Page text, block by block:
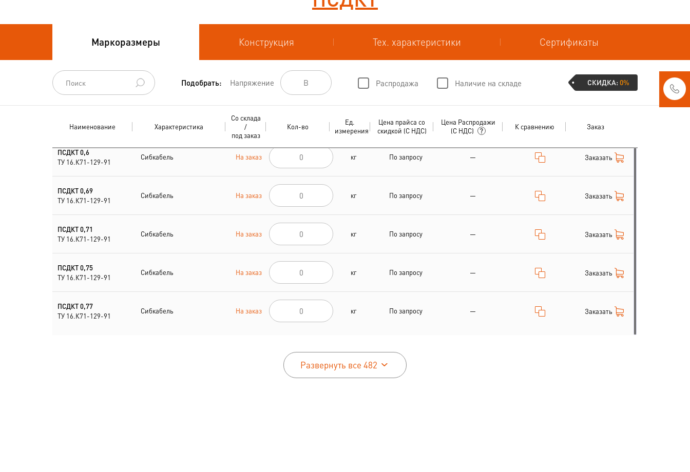
Провода силовые для
Провода
спец.назначения
Провода
Шнуры шахтные
Маркоразмеры Конструкция Тех. характеристики Сертификаты
Подобрать: Напряжение Распродажа Наличие на складе СКИДКА:0%
Наименование Характеристика
Со склада
/
под заказ
Кол-во
Ед.
измерения
Цена прайса со
скидкой (С НДС)
Цена Распродажи
(С НДС)
К сравнению Заказ
ПСДКТ 0,6
ТУ 16.К71-129-91
Сибкабель На заказ кг По запросу — Заказать
ПСДКТ 0,69
ТУ 16.К71-129-91
Сибкабель На заказ кг По запросу — Заказать
ПСДКТ 0,71
ТУ 16.К71-129-91
Сибкабель На заказ кг По запросу — Заказать
ПСДКТ 0,75
ТУ 16.К71-129-91
Сибкабель На заказ кг По запросу — Заказать
ПСДКТ 0,77
ТУ 16.К71-129-91
Сибкабель На заказ кг По запросу — Заказать
Развернуть все 482